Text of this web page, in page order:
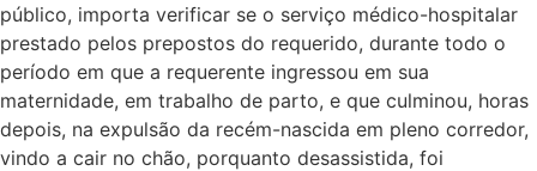
público, importa verificar se o serviço médico-hospitalar
prestado pelos prepostos do requerido, durante todo o
período em que a requerente ingressou em sua
maternidade, em trabalho de parto, e que culminou, horas
depois, na expulsão da recém-nascida em pleno corredor,
vindo a cair no chão, porquanto desassistida, foi